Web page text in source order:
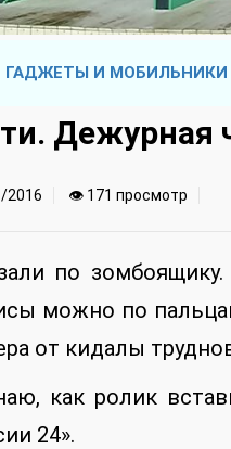
ГАДЖЕТЫ И МОБИЛЬНИКИ
Дежурная
2016 👁 171 просмотр
по
можно по
от кидалы
как ролик
24».